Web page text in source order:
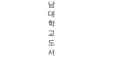
남
대
학
교
도
서